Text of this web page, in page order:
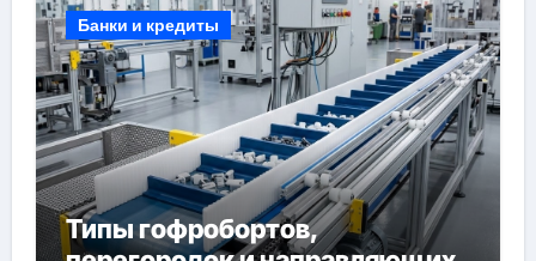
Банки и кредиты
Типы гофробортов,